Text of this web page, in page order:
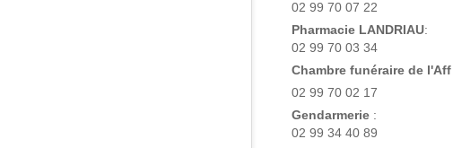
02 99 70 07 22
Pharmacie LANDRIAU:
02 99 70 03 34
Chambre funéraire de l'Aff
02 99 70 02 17
Gendarmerie :
02 99 34 40 89